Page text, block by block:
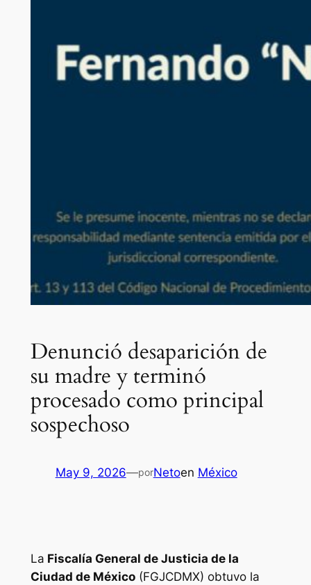
Denunció desaparición de
su madre y terminó
procesado como principal
sospechoso
May 9, 2026—porNetoen México
La Fiscalía General de Justicia de la
Ciudad de México(FGJCDMX) obtuvo la